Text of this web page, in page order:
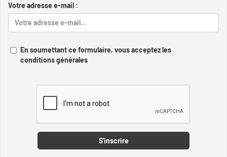
Votre adresse e-mail :
En soumettant ce formulaire, vous acceptez les
conditions générales
S'inscrire